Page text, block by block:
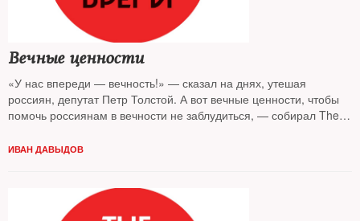
Вечные ценности
«У нас впереди — вечность!» — сказал на днях, утешая
россиян, депутат Петр Толстой. А вот вечные ценности, чтобы
помочь россиянам в вечности не заблудиться, — собирал The
ИВАН ДАВЫДОВ